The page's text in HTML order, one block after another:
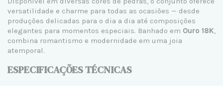
versatilidade e charme para todas as ocasiões — desde
produções delicadas para o dia a dia até composições
elegantes para momentos especiais. Banhado em Ouro 18K,
combina romantismo e modernidade em uma joia
atemporal.
ESPECIFICAÇÕES TÉCNICAS